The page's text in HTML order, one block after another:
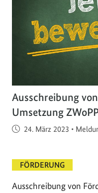
Ausschreibung
Umsetzung
Veröffentlicht am
24. März 2023 •
FÖRDERUNG
Ausschreibung von